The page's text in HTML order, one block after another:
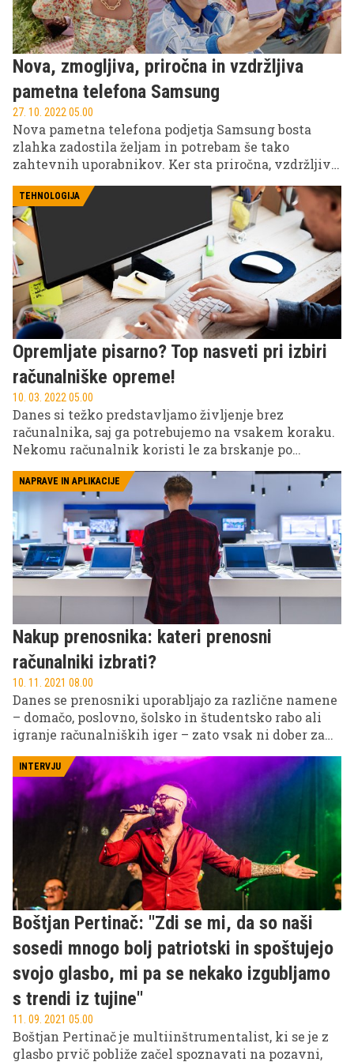
Nova, zmogljiva, priročna in vzdržljiva
pametna telefona Samsung
27. 10. 2022 05.00
Nova pametna telefona podjetja Samsung bosta
zlahka zadostila željam in potrebam še tako
zahtevnih uporabnikov. Ker sta priročna, vzdržljiva
na najbolj adrenalinskih podvigih.
TEHNOLOGIJA
Opremljate pisarno? Top nasveti pri izbiri
računalniške opreme!
10. 03. 2022 05.00
Danes si težko predstavljamo življenje brez
računalnika, saj ga potrebujemo na vsakem koraku.
Nekomu računalnik koristi le za brskanje po
svetovnem spletu, drugi ga potrebujejo zaradi
šolskih obveznosti svojih otrok ali službenih
obveznosti, računalnik pa je tudi nepogrešljiv del
vsake pisarne.
NAPRAVE IN APLIKACIJE
Nakup prenosnika: kateri prenosni
računalniki izbrati?
10. 11. 2021 08.00
Danes se prenosniki uporabljajo za različne namene
– domačo, poslovno, šolsko in študentsko rabo ali
igranje računalniških iger – zato vsak ni dober za
vse, saj igračarji, na primer, potrebujejo
nadpovprečno zmogljivega. Kako torej izbrati
prenosnik, ki bo zadostil vašim potrebam? Dobra
novica je, da lahko dobite dober in zanesljiv
prenosnik, ki vam bo služil več let, že za približno
500 evrov.
INTERVJU
Boštjan Pertinač: ''Zdi se mi, da so naši
sosedi mnogo bolj patriotski in spoštujejo
svojo glasbo, mi pa se nekako izgubljamo
s trendi iz tujine''
11. 09. 2021 05.00
Boštjan Pertinač je multiinštrumentalist, ki se je z
glasbo prvič pobliže začel spoznavati na pozavni,